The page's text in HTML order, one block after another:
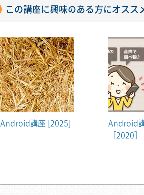
スライドのサイズ変更
形の結合」機能を活用
第06講
ギフトボックスを作ろう
図形を利用して、ギフ
の挿入や整列の作業を
ドリル03
フォトボックス
ここまで学習した機能
第07講
フォトアルバムを作ろう
写真やワードアート、
第08講
フォトアルバムを作ろ
この講座に興味のある方にオスス
Android講座 [2025]
Android
［2020］